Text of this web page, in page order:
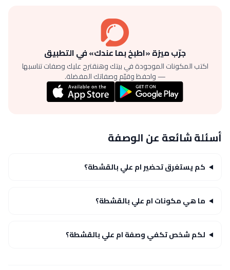
جرّب ميزة «اطبخ بما عندك» في التطبيق
اكتب المكونات الموجودة في بيتك وهنقترح عليك وصفات تناسبها
— واحفظ وقيّم وصفاتك المفضلة.
أسئلة شائعة عن الوصفة
كم يستغرق تحضير ام علي بالقشطة؟
ما هي مكونات ام علي بالقشطة؟
لكم شخص تكفي وصفة ام علي بالقشطة؟